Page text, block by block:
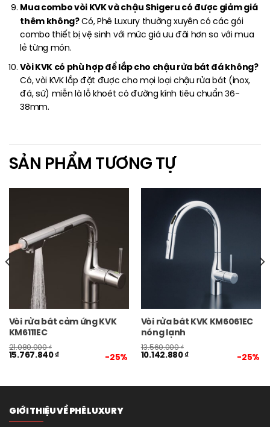
Mua combo vòi KVK và chậu Shigeru có được giảm giá
thêm không?Có, Phê Luxury thường xuyên có các gói
combo thiết bị vệ sinh với mức giá ưu đãi hơn so với mua
lẻ từng món.
Vòi KVK có phù hợp để lắp cho chậu rửa bát đá không?
Có, vòi KVK lắp đặt được cho mọi loại chậu rửa bát (inox,
đá, sứ) miễn là lỗ khoét có đường kính tiêu chuẩn 36-
38mm.
SẢN PHẨM TƯƠNG TỰ
Vòi rửa bát cảm ứng KVK
KM6111EC
21.080.000₫
15.767.840₫ -25%
Vòi rửa bát KVK KM6061EC
nóng lạnh
13.560.000₫
10.142.880₫ -25%
GIỚI THIỆU VỀ PHÊ LUXURY